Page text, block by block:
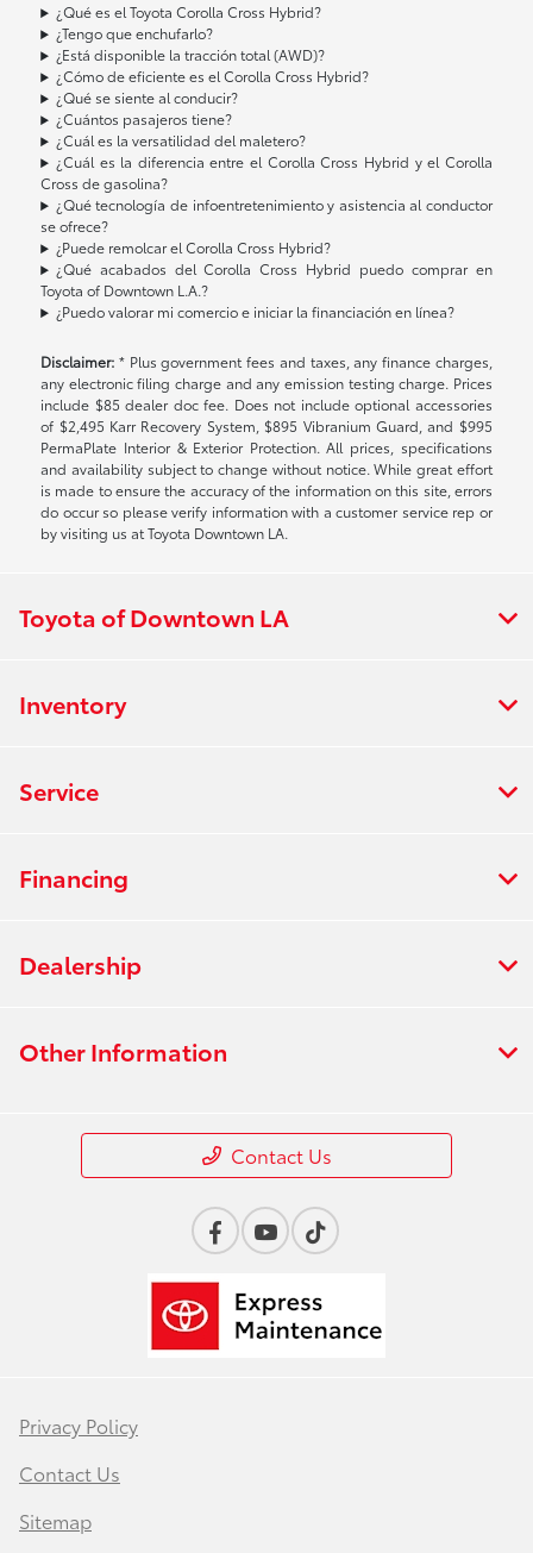
¿Qué es el Toyota Corolla Cross Hybrid?
¿Tengo que enchufarlo?
¿Está disponible la tracción total (AWD)?
¿Cómo de eficiente es el Corolla Cross Hybrid?
¿Qué se siente al conducir?
¿Cuántos pasajeros tiene?
¿Cuál es la versatilidad del maletero?
¿Cuál es la diferencia entre el Corolla Cross Hybrid y el Corolla
Cross de gasolina?
¿Qué tecnología de infoentretenimiento y asistencia al conductor
se ofrece?
¿Puede remolcar el Corolla Cross Hybrid?
¿Qué acabados del Corolla Cross Hybrid puedo comprar en
Toyota of Downtown L.A.?
¿Puedo valorar mi comercio e iniciar la financiación en línea?
Disclaimer: * Plus government fees and taxes, any finance charges,
any electronic filing charge and any emission testing charge. Prices
include $85 dealer doc fee. Does not include optional accessories
of $2,495 Karr Recovery System, $895 Vibranium Guard, and $995
PermaPlate Interior & Exterior Protection. All prices, specifications
and availability subject to change without notice. While great effort
is made to ensure the accuracy of the information on this site, errors
do occur so please verify information with a customer service rep or
by visiting us at Toyota Downtown LA.
Toyota of Downtown LA
Inventory
Service
Financing
Dealership
Other Information
Contact Us
Privacy Policy
Contact Us
Sitemap